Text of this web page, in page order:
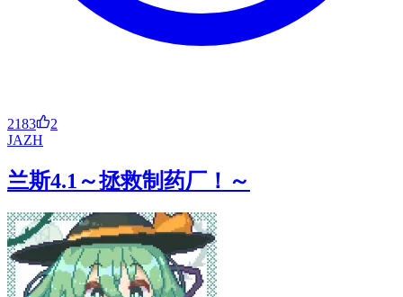
2183
2
JAZH
兰斯4.1～拯救制药厂！～